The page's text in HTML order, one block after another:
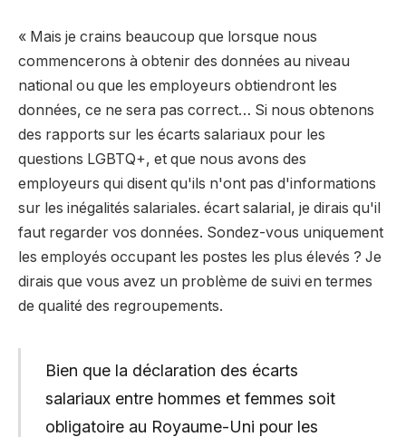
« Mais je crains beaucoup que lorsque nous
commencerons à obtenir des données au niveau
national ou que les employeurs obtiendront les
données, ce ne sera pas correct… Si nous obtenons
des rapports sur les écarts salariaux pour les
questions LGBTQ+, et que nous avons des
employeurs qui disent qu'ils n'ont pas d'informations
sur les inégalités salariales. écart salarial, je dirais qu'il
faut regarder vos données. Sondez-vous uniquement
les employés occupant les postes les plus élevés ? Je
dirais que vous avez un problème de suivi en termes
de qualité des regroupements.
Bien que la déclaration des écarts
salariaux entre hommes et femmes soit
obligatoire au Royaume-Uni pour les